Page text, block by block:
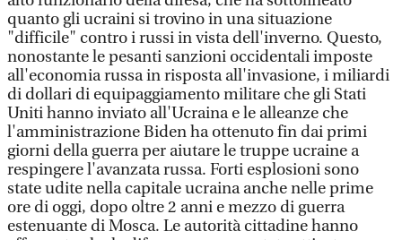
quanto gli ucraini si trovino in una situazione
"difficile" contro i russi in vista dell'inverno. Questo,
nonostante le pesanti sanzioni occidentali imposte
all'economia russa in risposta all'invasione, i miliardi
di dollari di equipaggiamento militare che gli Stati
Uniti hanno inviato all'Ucraina e le alleanze che
l'amministrazione Biden ha ottenuto fin dai primi
giorni della guerra per aiutare le truppe ucraine a
respingere l'avanzata russa. Forti esplosioni sono
state udite nella capitale ucraina anche nelle prime
ore di oggi, dopo oltre 2 anni e mezzo di guerra
estenuante di Mosca. Le autorità cittadine hanno